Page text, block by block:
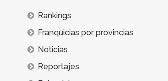
Rankings
Franquicias por provincias
Noticias
Reportajes